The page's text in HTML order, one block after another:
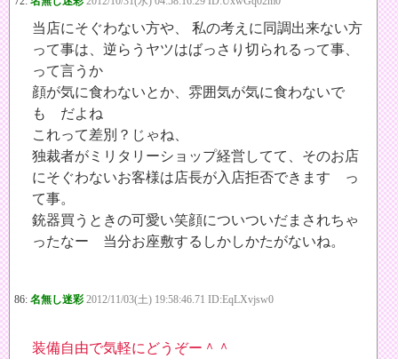
当店にそぐわない方や、 私の考えに同調出来ない方
って事は、逆らうヤツはばっさり切られるって事、
って言うか
顔が気に食わないとか、雰囲気が気に食わないで
も だよね
これって差別？じゃね、
独裁者がミリタリーショップ経営してて、そのお店
にそぐわないお客様は店長が入店拒否できます っ
て事。
銃器買うときの可愛い笑顔についついだまされちゃ
ったなー 当分お座敷するしかしかたがないね。
86: 名無し迷彩 2012/11/03(土) 19:58:46.71 ID:EqLXvjsw0
装備自由で気軽にどうぞー＾＾